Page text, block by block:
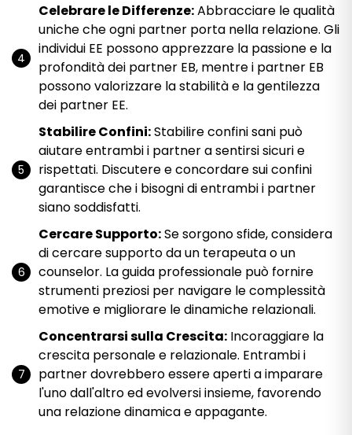
Celebrare le Differenze:Abbracciare le qualità
uniche che ogni partner porta nella relazione. Gli
individui EE possono apprezzare la passione e la
profondità dei partner EB, mentre i partner EB
possono valorizzare la stabilità e la gentilezza
dei partner EE.
Stabilire Confini:Stabilire confini sani può
aiutare entrambi i partner a sentirsi sicuri e
rispettati. Discutere e concordare sui confini
garantisce che i bisogni di entrambi i partner
siano soddisfatti.
Cercare Supporto:Se sorgono sfide, considera
di cercare supporto da un terapeuta o un
counselor. La guida professionale può fornire
strumenti preziosi per navigare le complessità
emotive e migliorare le dinamiche relazionali.
Concentrarsi sulla Crescita: Incoraggiare la
crescita personale e relazionale. Entrambi i
partner dovrebbero essere aperti a imparare
l'uno dall'altro ed evolversi insieme, favorendo
una relazione dinamica e appagante.